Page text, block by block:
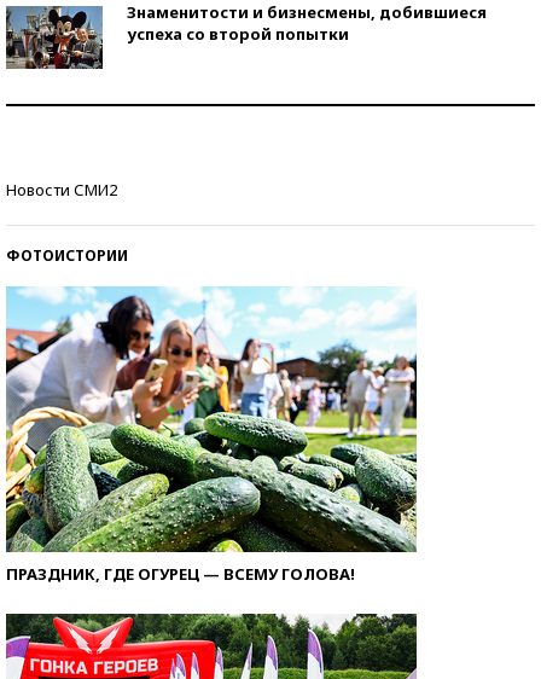
Знаменитости и бизнесмены, добившиеся
успеха со второй попытки
Новости СМИ2
ФОТОИСТОРИИ
ПРАЗДНИК, ГДЕ ОГУРЕЦ — ВСЕМУ ГОЛОВА!